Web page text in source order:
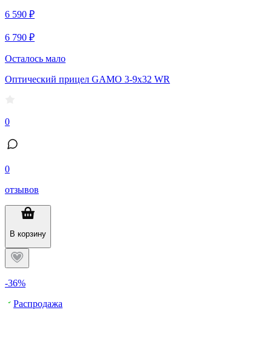
6 590 ₽
6 790 ₽
Осталось мало
Оптический прицел GAMO 3-9х32 WR
0
0
отзывов
В корзину
-36%
Распродажа